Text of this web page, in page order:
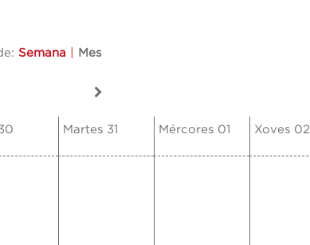
Semana Mes
Martes 31 Mércores 01 Xoves 02